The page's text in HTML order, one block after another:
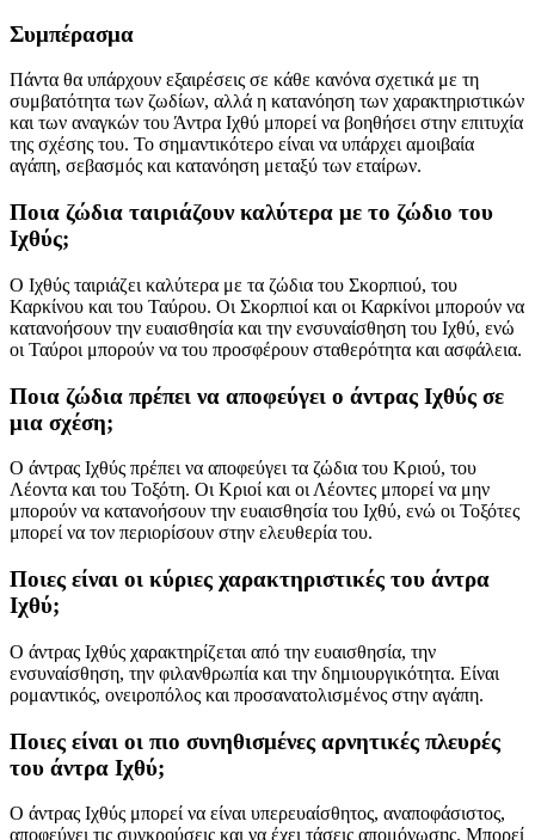
Συμπέρασμα
Πάντα θα υπάρχουν εξαιρέσεις σε κάθε κανόνα σχετικά με τη
συμβατότητα των ζωδίων, αλλά η κατανόηση των χαρακτηριστικών
και των αναγκών του Άντρα Ιχθύ μπορεί να βοηθήσει στην επιτυχία
της σχέσης του. Το σημαντικότερο είναι να υπάρχει αμοιβαία
αγάπη, σεβασμός και κατανόηση μεταξύ των εταίρων.
Ποια ζώδια ταιριάζουν καλύτερα με το ζώδιο του
Ιχθύς;
Ο Ιχθύς ταιριάζει καλύτερα με τα ζώδια του Σκορπιού, του
Καρκίνου και του Ταύρου. Οι Σκορπιοί και οι Καρκίνοι μπορούν να
κατανοήσουν την ευαισθησία και την ενσυναίσθηση του Ιχθύ, ενώ
οι Ταύροι μπορούν να του προσφέρουν σταθερότητα και ασφάλεια.
Ποια ζώδια πρέπει να αποφεύγει ο άντρας Ιχθύς σε
μια σχέση;
Ο άντρας Ιχθύς πρέπει να αποφεύγει τα ζώδια του Κριού, του
Λέοντα και του Τοξότη. Οι Κριοί και οι Λέοντες μπορεί να μην
μπορούν να κατανοήσουν την ευαισθησία του Ιχθύ, ενώ οι Τοξότες
μπορεί να τον περιορίσουν στην ελευθερία του.
Ποιες είναι οι κύριες χαρακτηριστικές του άντρα
Ιχθύ;
Ο άντρας Ιχθύς χαρακτηρίζεται από την ευαισθησία, την
ενσυναίσθηση, την φιλανθρωπία και την δημιουργικότητα. Είναι
ρομαντικός, ονειροπόλος και προσανατολισμένος στην αγάπη.
Ποιες είναι οι πιο συνηθισμένες αρνητικές πλευρές
του άντρα Ιχθύ;
Ο άντρας Ιχθύς μπορεί να είναι υπερευαίσθητος, αναποφάσιστος,
αποφεύγει τις συγκρούσεις και να έχει τάσεις απομόνωσης. Μπορεί